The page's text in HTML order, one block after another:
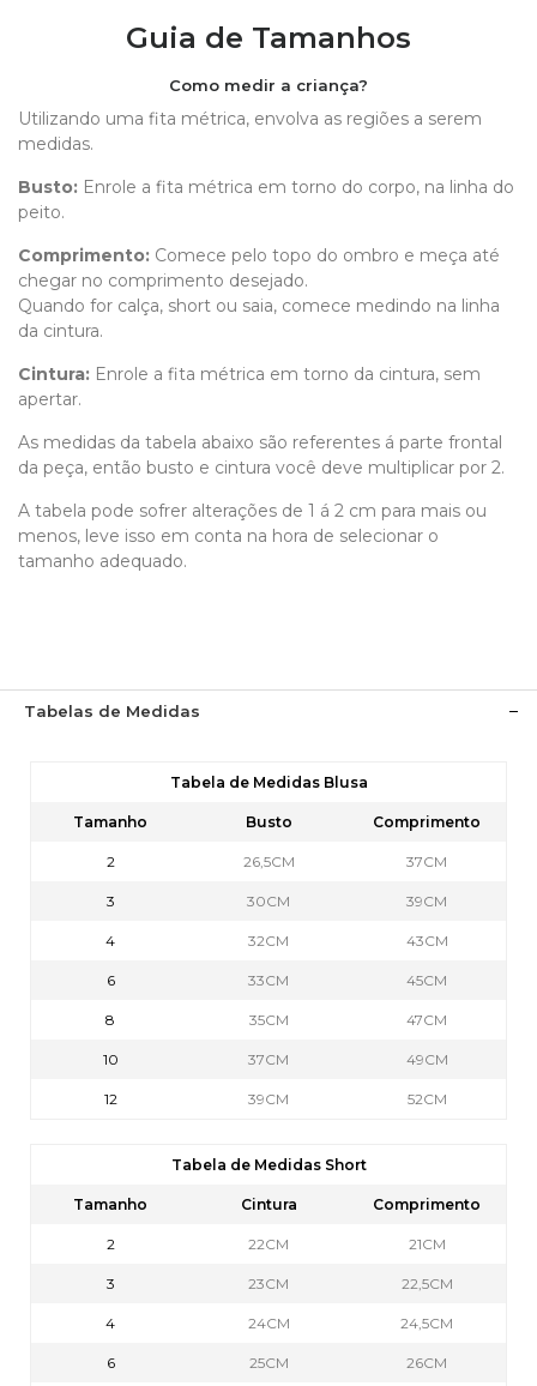
Guia de Tamanhos
Como medir a criança?
Utilizando uma fita métrica, envolva as regiões a serem
medidas.
Busto: Enrole a fita métrica em torno do corpo, na linha do
peito.
Comprimento: Comece pelo topo do ombro e meça até
chegar no comprimento desejado.
Quando for calça, short ou saia, comece medindo na linha
da cintura.
Cintura: Enrole a fita métrica em torno da cintura, sem
apertar.
As medidas da tabela abaixo são referentes á parte frontal
da peça, então busto e cintura você deve multiplicar por 2.
A tabela pode sofrer alterações de 1 á 2 cm para mais ou
menos, leve isso em conta na hora de selecionar o
tamanho adequado.
Tabelas de Medidas
Tabela de Medidas Blusa
Tamanho Busto Comprimento
2 26,5CM 37CM
3 30CM 39CM
4 32CM 43CM
6 33CM 45CM
8 35CM 47CM
10 37CM 49CM
12 39CM 52CM
Tabela de Medidas Short
Tamanho Cintura Comprimento
2 22CM 21CM
3 23CM 22,5CM
4 24CM 24,5CM
6 25CM 26CM